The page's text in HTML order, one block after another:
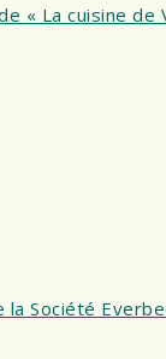
« La cuisine de
Société